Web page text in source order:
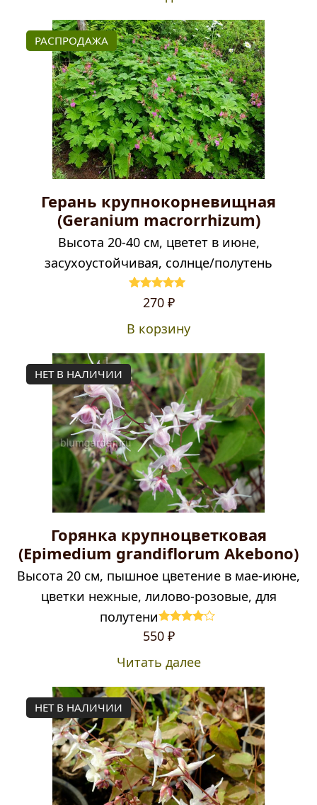
РАСПРОДАЖА
Герань крупнокорневищная
(Geranium macrorrhizum)
Высота 20-40 см, цветет в июне,
засухоустойчивая, солнце/полутень
Оценка 5.00
из 5
Первоначальная
составляла
330 ₽.
270 ₽Текущая
270 ₽.
В корзину
НЕТ В НАЛИЧИИ
Горянка крупноцветковая
(Epimedium grandiflorum Akebono)
Высота 20 см, пышное цветение в мае-июне,
цветки нежные, лилово-розовые, для
полутени
Оценка
4.00
550 ₽
Читать далее
НЕТ В НАЛИЧИИ